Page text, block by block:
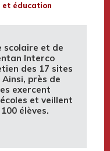
et éducation
scolaire et de
Interco
des 17 sites
près de
exercent
et veillent
élèves.